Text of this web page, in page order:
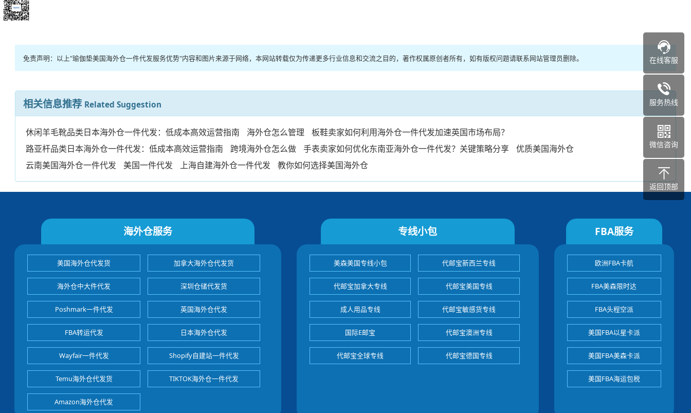
免责声明：以上"瑜伽垫美国海外仓一件代发服务优势"内容和图片来源于网络，本网站转载仅为传递更多行业信息和交流之目的，著作权属原创者所有，如有版权问题请联系网站管理员删除。
相关信息推荐 Related Suggestion
休闲羊毛靴品类日本海外仓一件代发：低成本高效运营指南 海外仓怎么管理
板鞋卖家如何利用海外仓一件代发加速英国市场布局？
路亚杆品类日本海外仓一件代发：低成本高效运营指南
跨境海外仓怎么做 手表卖家如何优化东南亚海外仓一件代发？关键策略分享
优质美国海外仓
云南美国海外仓一件代发
美国一件代发 上海自建海外仓一件代发 教你如何选择美国海外仓
海外仓服务
美国海外仓代发货 加拿大海外仓代发货
海外仓中大件代发 深圳仓储代发货
Poshmark一件代发 英国海外仓代发
FBA转运代发 日本海外仓代发
Wayfair一件代发 Shopify自建站一件代发
Temu海外仓代发货 TIKTOK海外仓一件代发
Amazon海外仓代发
专线小包
美森美国专线小包 代邮宝新西兰专线
代邮宝加拿大专线 代邮宝美国专线
成人用品专线 代邮宝敏感货专线
国际E邮宝 代邮宝澳洲专线
代邮宝全球专线 代邮宝德国专线
FBA服务
欧洲FBA卡航
FBA美森限时达
FBA头程空派
美国FBA以星卡派
美国FBA美森卡派
美国FBA海运包税
在线客服
服务热线
微信咨询
返回顶部